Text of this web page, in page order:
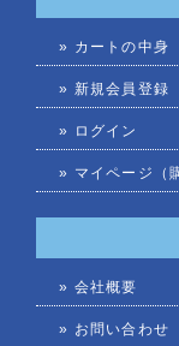
» カートの中身
» 新規会員登録
» ログイン
» マイページ（
» 会社概要
» お問い合わせ